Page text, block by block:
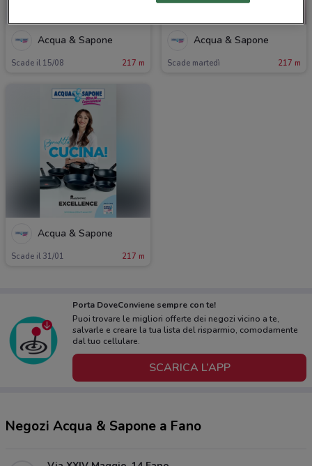
Acqua & Sapone
Scade il 15/08 217 m
Acqua & Sapone
Scade martedì 217 m
Acqua & Sapone
Scade il 31/01 217 m
Porta DoveConviene sempre con te!
Puoi trovare le migliori offerte dei negozi vicino a te,
salvarle e creare la tua lista del risparmio, comodamente
dal tuo cellulare.
SCARICA L’APP
Negozi Acqua & Sapone a Fano